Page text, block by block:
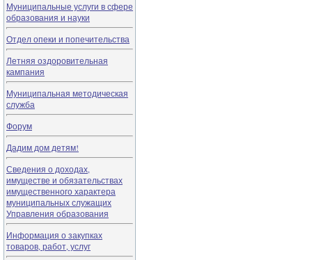
Муниципальные услуги в сфере
образования и науки
Отдел опеки и попечительства
Летняя оздоровительная
кампания
Муниципальная методическая
служба
Форум
Дадим дом детям!
Сведения о доходах,
имуществе и обязательствах
имущественного характера
муниципальных служащих
Управления образования
Информация о закупках
товаров, работ, услуг